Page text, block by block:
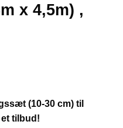
x 4,5m) ,
(10-30 cm) til
tilbud!